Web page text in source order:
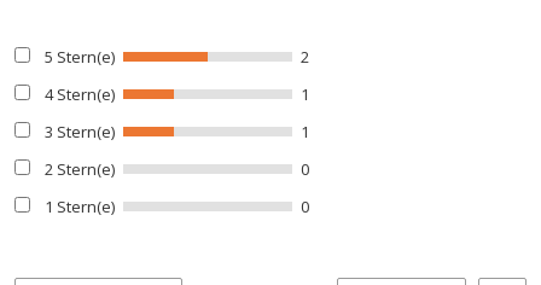
5 Stern(e)
2
4 Stern(e)
1
3 Stern(e)
1
2 Stern(e)
0
1 Stern(e)
0